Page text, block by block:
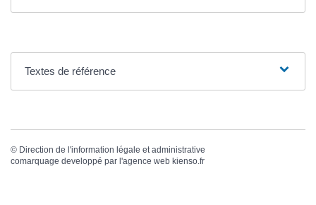
Textes de référence
© Direction de l'information légale et administrative
comarquage developpé par l'agence web kienso.fr